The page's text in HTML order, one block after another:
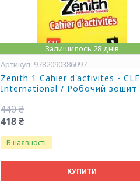
Залишилось 28 днів
9782090386097
Zenith 1 Cahier d'activites - CLE
International / Робочий зошит
440 ₴
418 ₴
В наявності
КУПИТИ